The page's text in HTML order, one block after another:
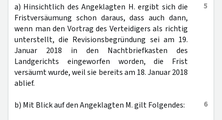
5
a) Hinsichtlich des Angeklagten H. ergibt sich die
Fristversäumung schon daraus, dass auch dann,
wenn man den Vortrag des Verteidigers als richtig
unterstellt, die Revisionsbegründung sei am 19.
Januar 2018 in den Nachtbriefkasten des
Landgerichts eingeworfen worden, die Frist
versäumt wurde, weil sie bereits am 18. Januar 2018
ablief.
6
b) Mit Blick auf den Angeklagten M. gilt Folgendes: